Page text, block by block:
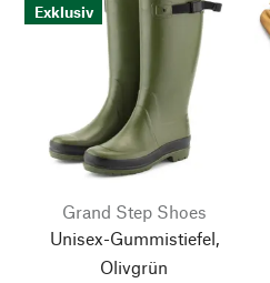
Exklusiv
Grand Step Shoes
Unisex-Gummistiefel,
Olivgrün